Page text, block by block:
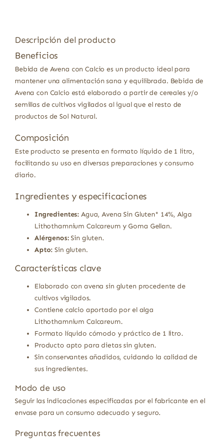
Descripción del producto
Beneficios
Bebida de Avena con Calcio es un producto ideal para
mantener una alimentación sana y equilibrada. Bebida de
Avena con Calcio está elaborado a partir de cereales y/o
semillas de cultivos vigilados al igual que el resto de
productos de Sol Natural.
Composición
Este producto se presenta en formato líquido de 1 litro,
facilitando su uso en diversas preparaciones y consumo
diario.
Ingredientes y especificaciones
Ingredientes: Agua, Avena Sin Gluten* 14%, Alga
Lithothamnium Calcareum y Goma Gellan.
Alérgenos:Sin gluten.
Apto: Sin gluten.
Características clave
Elaborado con avena sin gluten procedente de
cultivos vigilados.
Contiene calcio aportado por el alga
Lithothamnium Calcareum.
Formato líquido cómodo y práctico de 1 litro.
Producto apto para dietas sin gluten.
Sin conservantes añadidos, cuidando la calidad de
sus ingredientes.
Modo de uso
Seguir las indicaciones especificadas por el fabricante en el
envase para un consumo adecuado y seguro.
Preguntas frecuentes